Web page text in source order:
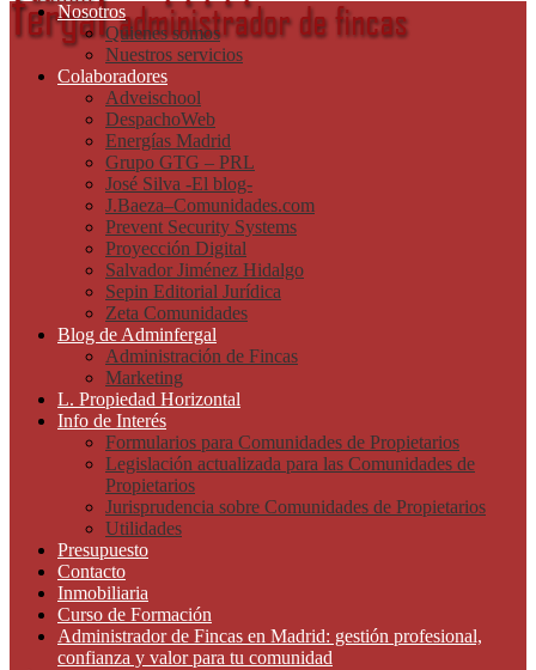
Nosotros
Quienes somos
Nuestros servicios
Colaboradores
Adveischool
DespachoWeb
Energías Madrid
Grupo GTG – PRL
José Silva -El blog-
J.Baeza–Comunidades.com
Prevent Security Systems
Proyección Digital
Salvador Jiménez Hidalgo
Sepin Editorial Jurídica
Zeta Comunidades
Blog de Adminfergal
Administración de Fincas
Marketing
L. Propiedad Horizontal
Info de Interés
Formularios para Comunidades de Propietarios
Legislación actualizada para las Comunidades de
Propietarios
Jurisprudencia sobre Comunidades de Propietarios
Utilidades
Presupuesto
Contacto
Inmobiliaria
Curso de Formación
Administrador de Fincas en Madrid: gestión profesional,
confianza y valor para tu comunidad